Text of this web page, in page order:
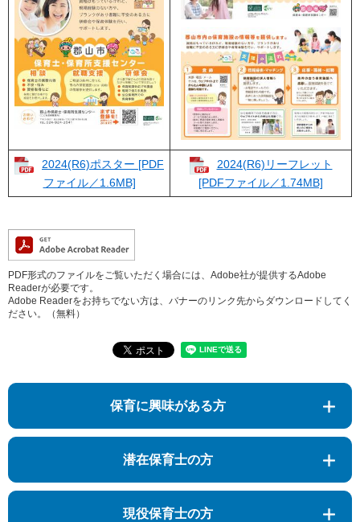
2024(R6)ポスター [PDF
ファイル／1.6MB]
2024(R6)リーフレット
[PDFファイル／1.74MB]
PDF形式のファイルをご覧いただく場合には、Adobe社が提供するAdobe
Readerが必要です。
Adobe Readerをお持ちでない方は、バナーのリンク先からダウンロードしてく
ださい。（無料）
保育に興味がある方
潜在保育士の方
現役保育士の方